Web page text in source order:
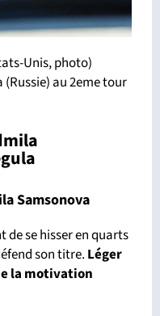
Unis, photo)
au 2eme tour
Samsonova
de se hisser en quarts
son titre. Léger
la motivation